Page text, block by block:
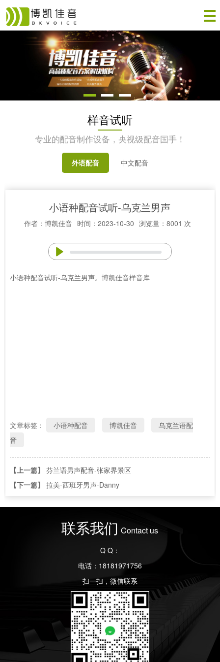
样音试听
专业的配音制作设备，央视级配音国手！
外语配音 中文配音
小语种配音试听-乌克兰男声
作者：博凯佳音 时间：2023-10-30 浏览量：8001 次
小语种配音试听-乌克兰男声。博凯佳音样音库
文章标签： 小语种配音 博凯佳音
乌克兰语配
音
【上一篇】 芬兰语男声配音-张家界景区
【下一篇】 拉美-西班牙男声-Danny
联系我们 Contact us
Q Q：
电话：18181971756
扫一扫，微信联系